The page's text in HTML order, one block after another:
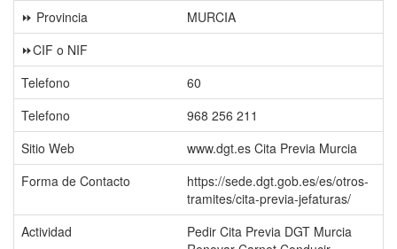
⏩ Provincia
MURCIA
⏩CIF o NIF
Telefono
60
Telefono
968 256 211
Sitio Web
www.dgt.es Cita Previa Murcia
Forma de Contacto
https://sede.dgt.gob.es/es/otros-
tramites/cita-previa-jefaturas/
Actividad
Pedir Cita Previa DGT Murcia